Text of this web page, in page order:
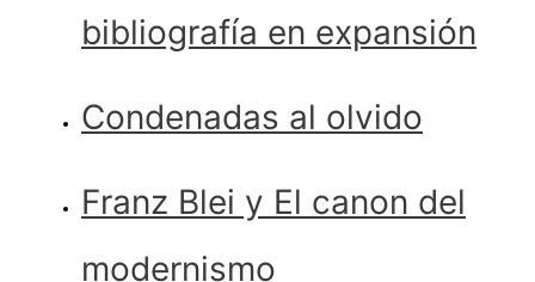
bibliografía en expansión
Condenadas al olvido
Franz Blei y El canon del
modernismo